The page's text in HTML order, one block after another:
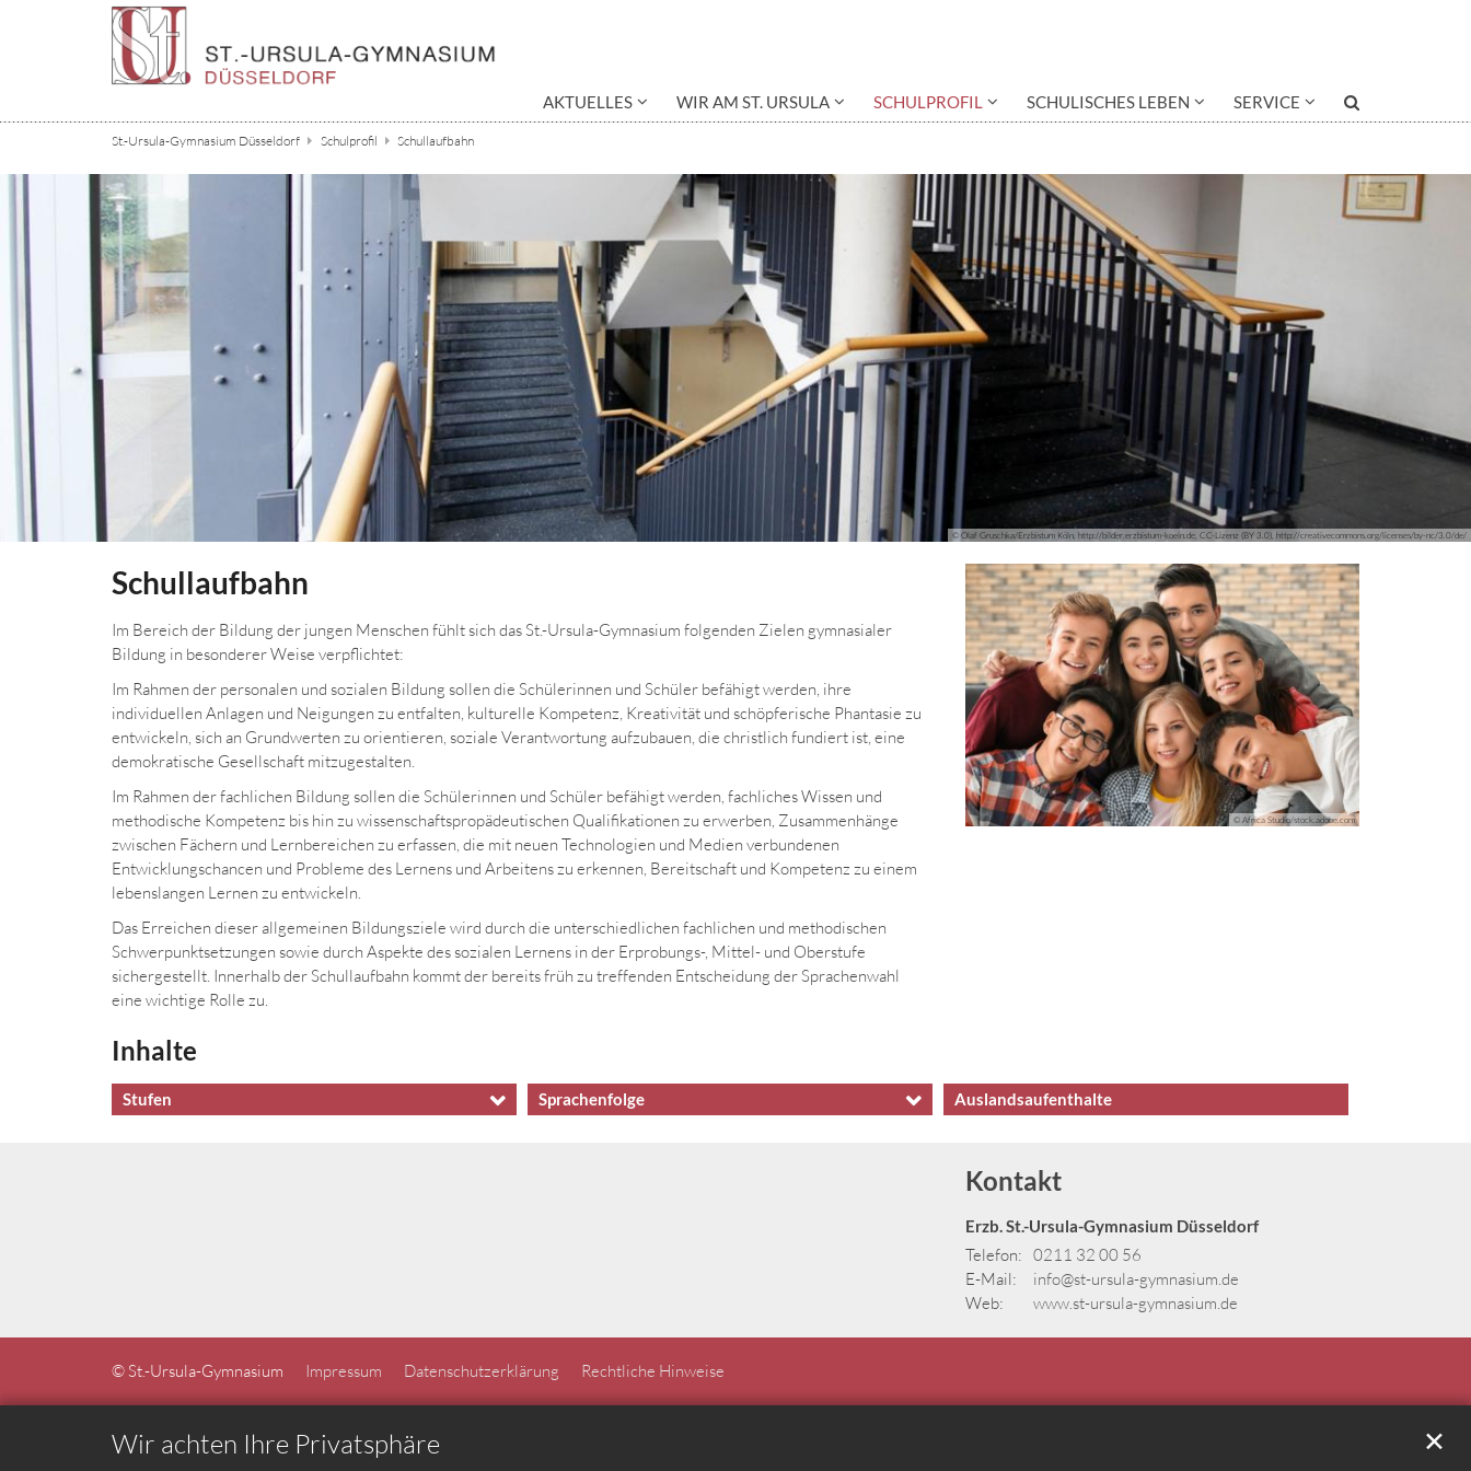
Wir achten Ihre Privatsphäre ✕
Zum Inhalt springen
AKTUELLES WIR AM ST. URSULA SCHULPROFIL SCHULISCHES LEBEN SERVICE
St.-Ursula-Gymnasium Düsseldorf Schulprofil Schullaufbahn
© Olaf Gruschka/Erzbistum Köln, http://bilder.erzbistum-koeln.de, CC-Lizenz (BY 3.0), http://creativecommons.org/licenses/by-nc/3.0/de/
Schullaufbahn
Im Bereich der Bildung der jungen Menschen fühlt sich das St.-Ursula-Gymnasium folgenden Zielen gymnasialer
Bildung in besonderer Weise verpflichtet:
Im Rahmen der personalen und sozialen Bildung sollen die Schülerinnen und Schüler befähigt werden, ihre
individuellen Anlagen und Neigungen zu entfalten, kulturelle Kompetenz, Kreativität und schöpferische Phantasie zu
entwickeln, sich an Grundwerten zu orientieren, soziale Verantwortung aufzubauen, die christlich fundiert ist, eine
demokratische Gesellschaft mitzugestalten.
Im Rahmen der fachlichen Bildung sollen die Schülerinnen und Schüler befähigt werden, fachliches Wissen und
methodische Kompetenz bis hin zu wissenschaftspropädeutischen Qualifikationen zu erwerben, Zusammenhänge
zwischen Fächern und Lernbereichen zu erfassen, die mit neuen Technologien und Medien verbundenen
Entwicklungschancen und Probleme des Lernens und Arbeitens zu erkennen, Bereitschaft und Kompetenz zu einem
lebenslangen Lernen zu entwickeln.
Das Erreichen dieser allgemeinen Bildungsziele wird durch die unterschiedlichen fachlichen und methodischen
Schwerpunktsetzungen sowie durch Aspekte des sozialen Lernens in der Erprobungs-, Mittel- und Oberstufe
sichergestellt. Innerhalb der Schullaufbahn kommt der bereits früh zu treffenden Entscheidung der Sprachenwahl
eine wichtige Rolle zu.
© Africa Studio/stock.adobe.com
Inhalte
Stufen Sprachenfolge Auslandsaufenthalte
Kontakt
Erzb. St.-Ursula-Gymnasium Düsseldorf
Telefon: 0211 32 00 56
E-Mail:
info@st-ursula-gymnasium.de
Web:
www.st-ursula-gymnasium.de
© St.-Ursula-Gymnasium Impressum Datenschutzerklärung Rechtliche Hinweise